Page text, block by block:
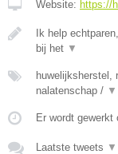
Website: https://
Ik help
bij het ▼
huwelijksherstel,
nalatenschap / ▼
Er wordt gewerkt
Laatste tweets ▼